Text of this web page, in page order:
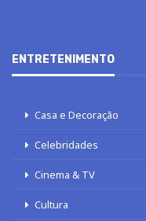
ENTRETENIMENTO
Casa e Decoração
Celebridades
Cinema & TV
Cultura